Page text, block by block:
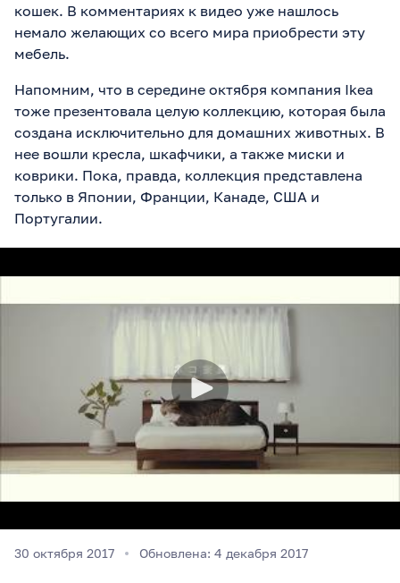
кошек. В комментариях к видео уже нашлось
немало желающих со всего мира приобрести эту
мебель.
Напомним, что в середине октября компания Ikea
тоже презентовала целую коллекцию, которая была
создана исключительно для домашних животных. В
нее вошли кресла, шкафчики, а также миски и
коврики. Пока, правда, коллекция представлена
только в Японии, Франции, Канаде, США и
Португалии.
30 октября 2017 Обновлена: 4 декабря 2017